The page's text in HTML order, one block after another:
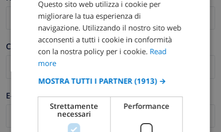
Cognome *
E-mail *
DUTCH
SPANISH
GERMAN
DANISH
NORWEGIAN
Questo sito web utilizza i cookie per
migliorare la tua esperienza di
navigazione. Utilizzando il nostro sito web
acconsenti a tutti i cookie in conformità
con la nostra policy per i cookie. Read
more
MOSTRA TUTTI I PARTNER (1913) →
Strettamente
necessari
Performance